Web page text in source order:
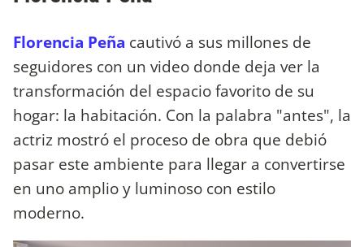
Florencia Peña cautivó a sus millones de
seguidores con un video donde deja ver la
transformación del espacio favorito de su
hogar: la habitación. Con la palabra "antes", la
actriz mostró el proceso de obra que debió
pasar este ambiente para llegar a convertirse
en uno amplio y luminoso con estilo
moderno.